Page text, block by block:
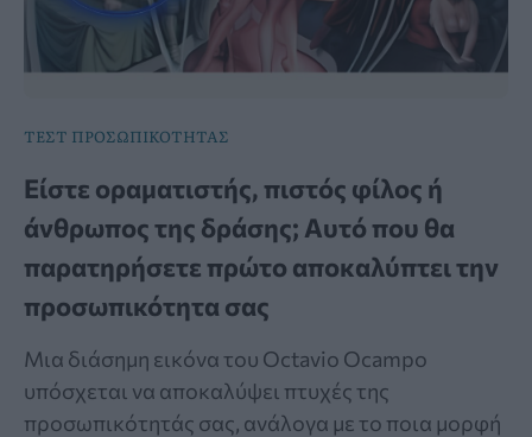
ΤΕΣΤ ΠΡΟΣΩΠΙΚΟΤΗΤΑΣ
Είστε οραματιστής, πιστός φίλος ή
άνθρωπος της δράσης; Αυτό που θα
παρατηρήσετε πρώτο αποκαλύπτει την
προσωπικότητα σας
Μια διάσημη εικόνα του Octavio Ocampo
υπόσχεται να αποκαλύψει πτυχές της
προσωπικότητάς σας, ανάλογα με το ποια μορφή